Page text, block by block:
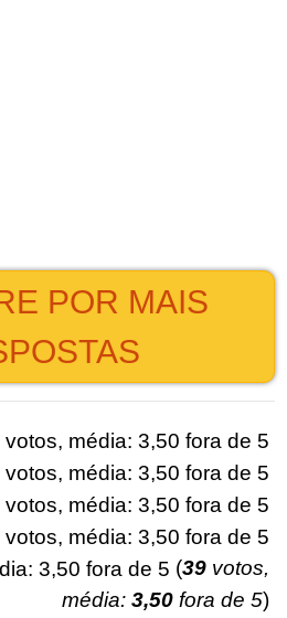
POR MAIS
(39 votos,
média: 3,50 fora de 5)